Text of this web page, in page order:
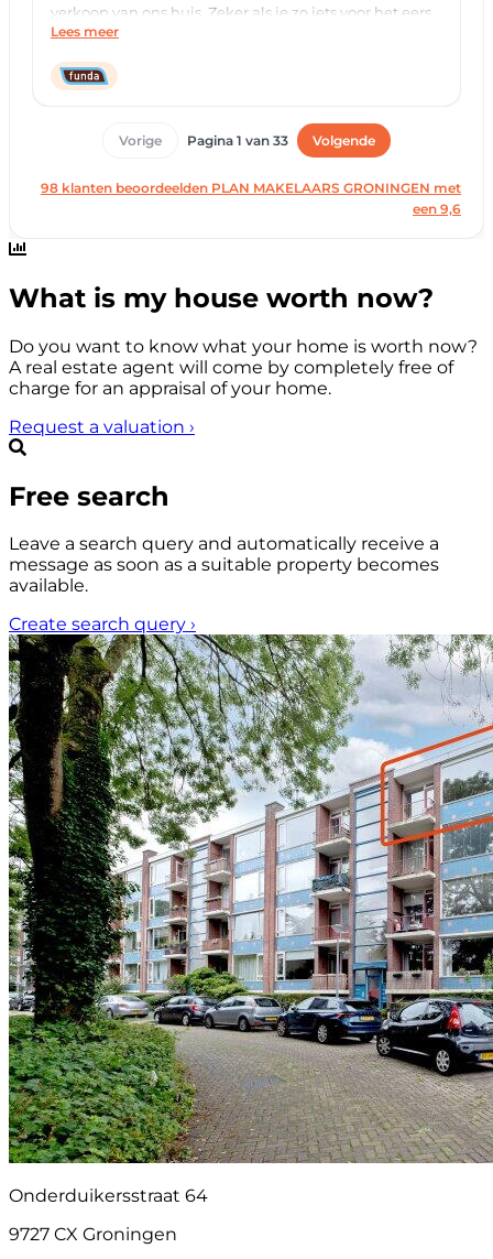
What is my house worth now?
Do you want to know what your home is worth now?
A real estate agent will come by completely free of
charge for an appraisal of your home.
Request a valuation ›
Free search
Leave a search query and automatically receive a
message as soon as a suitable property becomes
available.
Create search query ›
Onderduikersstraat 64
9727 CX Groningen